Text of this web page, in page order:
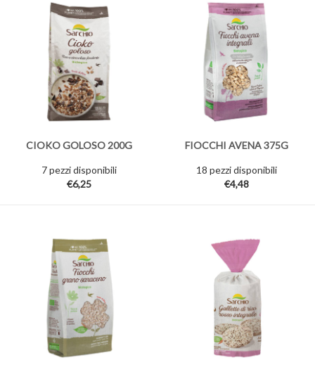
CIOKO GOLOSO 200G
7 pezzi disponibili
€6,25
FIOCCHI AVENA 375G
18 pezzi disponibili
€4,48